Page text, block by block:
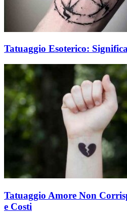
Tatuaggio Esoterico:
Tatuaggio Amore Non
e Costi